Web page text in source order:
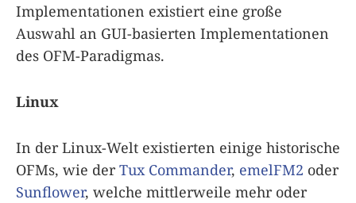
Implementationen existiert eine große
Auswahl an GUI-basierten Implementationen
des OFM-Paradigmas.
Linux
In der Linux-Welt existierten einige historische
OFMs, wie derTux Commander, emelFM2 oder
Sunflower, welche mittlerweile mehr oder